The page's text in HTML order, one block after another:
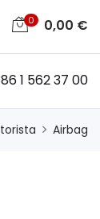
0 0,00 €
1 562 37 00
Airbag